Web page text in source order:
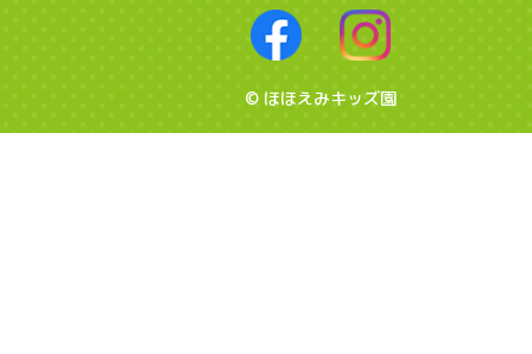
© ほほえみキッズ園